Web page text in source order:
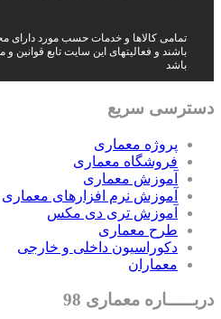
تمامی کالاها و خدمات حسب مورد دارای
باشند و فعالیتهای این سایت تابع
باشد
دسترسی سریع
پروژه معماری
فروشگاه معماری
آموزش معماری
آموزش نرم افزارهای معماری
آموزش تری دی مکس
طرح معماری
دکوراسیون داخلی و خارجی
معماران
دربـــــاره معماری 98